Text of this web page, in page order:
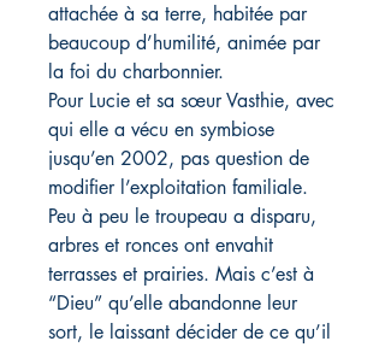
attachée à sa terre, habitée par
beaucoup d’humilité, animée par
la foi du charbonnier.
Pour Lucie et sa sœur Vasthie, avec
qui elle a vécu en symbiose
jusqu’en 2002, pas question de
modifier l’exploitation familiale.
Peu à peu le troupeau a disparu,
arbres et ronces ont envahit
terrasses et prairies. Mais c’est à
“Dieu” qu’elle abandonne leur
sort, le laissant décider de ce qu’il